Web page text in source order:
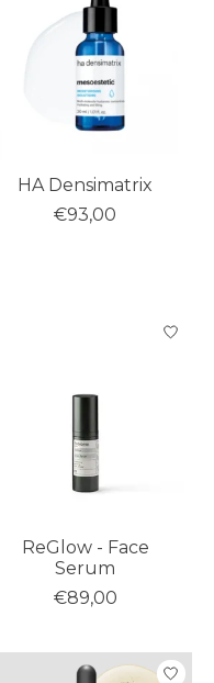
HA Densimatrix
€93,00
ReGlow - Face
Serum
€89,00